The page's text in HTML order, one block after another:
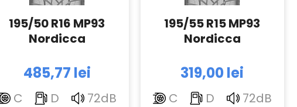
195/50 R16 MP93
Nordicca
485,77 lei
C D 72dB
195/55 R15 MP93
Nordicca
319,00 lei
C D 72dB